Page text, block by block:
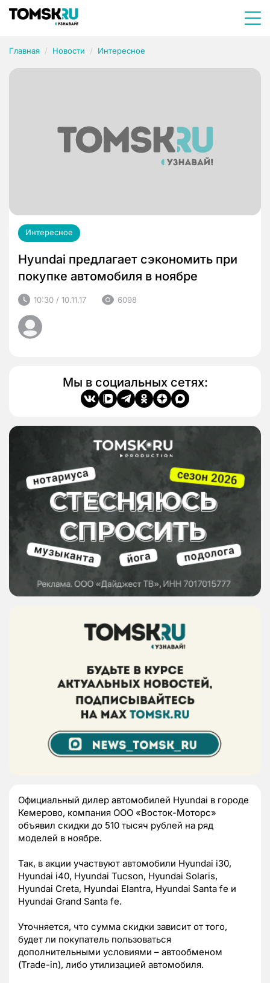
Главная Новости Интересное
Интересное
Hyundai предлагает сэкономить при
покупке автомобиля в ноябре
10:30 / 10.11.17 6098
Мы в социальных сетях:
Официальный дилер автомобилей Hyundai в городе
Кемерово, компания ООО «Восток-Моторс»
объявил скидки до 510 тысяч рублей на ряд
моделей в ноябре.
Так, в акции участвуют автомобили Hyundai i30,
Hyundai i40, Hyundai Tucson, Hyundai Solaris,
Hyundai Creta, Hyundai Elantra, Hyundai Santa fe и
Hyundai Grand Santa fe.
Уточняется, что сумма скидки зависит от того,
будет ли покупатель пользоваться
дополнительными условиями – автообменом
(Trade-in), либо утилизацией автомобиля.